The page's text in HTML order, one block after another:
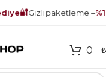
🔐Gizli paketleme –
0 ₺